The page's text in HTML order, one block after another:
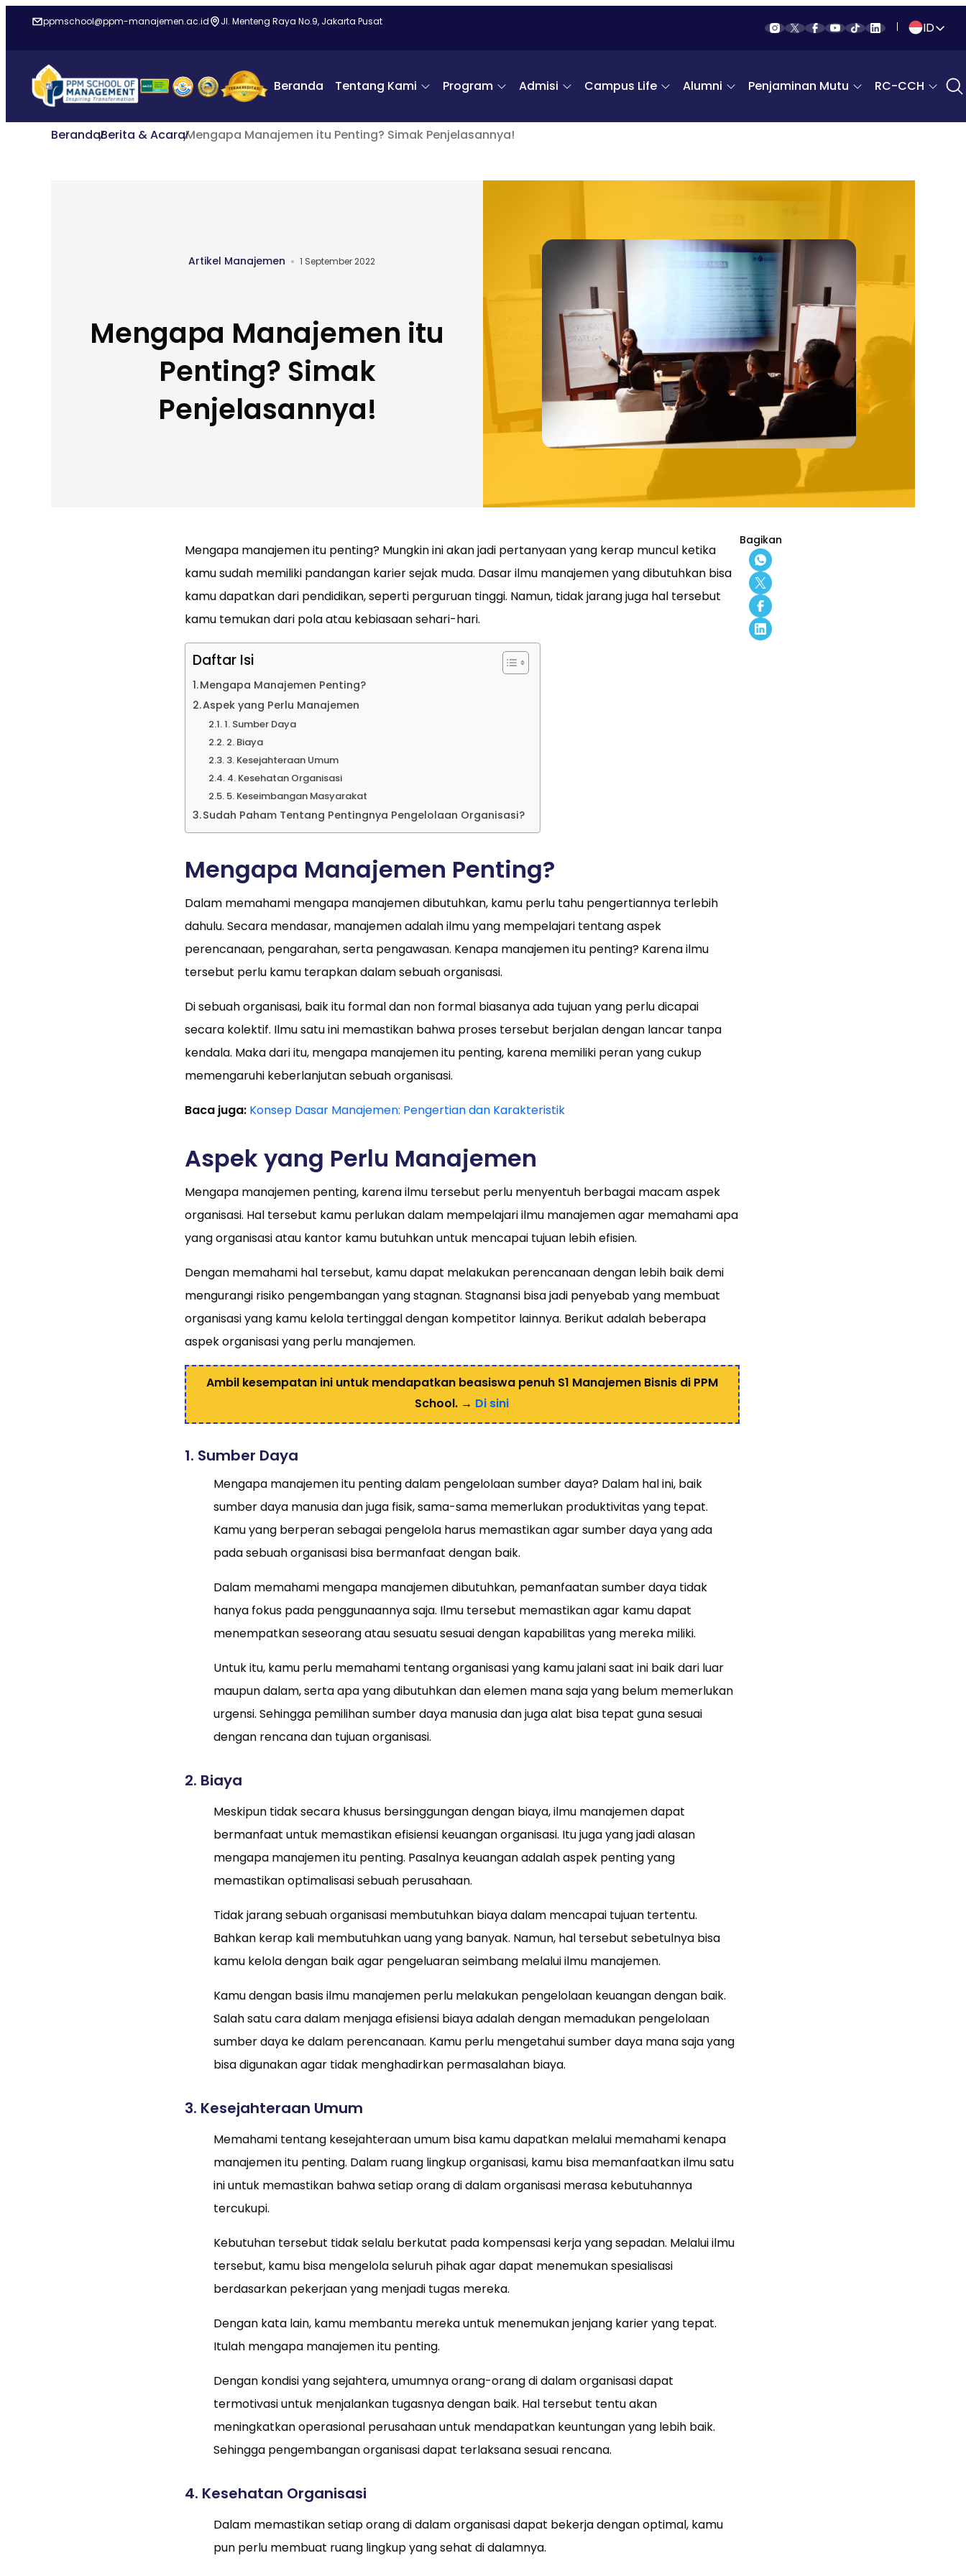
ppmschool@ppm-manajemen.ac.id Jl. Menteng Raya No.9, Jakarta Pusat ID
Beranda Tentang Kami Program Admisi Campus Life Alumni Penjaminan Mutu RC-CCH
BerandaBerita & AcaraMengapa Manajemen itu Penting? Simak Penjelasannya!
Artikel Manajemen 1 September 2022
Mengapa Manajemen itu
Penting? Simak
Penjelasannya!
Mengapa manajemen itu penting? Mungkin ini akan jadi pertanyaan yang kerap muncul ketika
kamu sudah memiliki pandangan karier sejak muda. Dasar ilmu manajemen yang dibutuhkan bisa
kamu dapatkan dari pendidikan, seperti perguruan tinggi. Namun, tidak jarang juga hal tersebut
kamu temukan dari pola atau kebiasaan sehari-hari.
Daftar Isi
Mengapa Manajemen Penting?
Aspek yang Perlu Manajemen
1. Sumber Daya
2. Biaya
3. Kesejahteraan Umum
4. Kesehatan Organisasi
5. Keseimbangan Masyarakat
Sudah Paham Tentang Pentingnya Pengelolaan Organisasi?
Mengapa Manajemen Penting?
Dalam memahami mengapa manajemen dibutuhkan, kamu perlu tahu pengertiannya terlebih
dahulu. Secara mendasar, manajemen adalah ilmu yang mempelajari tentang aspek
perencanaan, pengarahan, serta pengawasan. Kenapa manajemen itu penting? Karena ilmu
tersebut perlu kamu terapkan dalam sebuah organisasi.
Di sebuah organisasi, baik itu formal dan non formal biasanya ada tujuan yang perlu dicapai
secara kolektif. Ilmu satu ini memastikan bahwa proses tersebut berjalan dengan lancar tanpa
kendala. Maka dari itu, mengapa manajemen itu penting, karena memiliki peran yang cukup
memengaruhi keberlanjutan sebuah organisasi.
Baca juga: Konsep Dasar Manajemen: Pengertian dan Karakteristik
Aspek yang Perlu Manajemen
Mengapa manajemen penting, karena ilmu tersebut perlu menyentuh berbagai macam aspek
organisasi. Hal tersebut kamu perlukan dalam mempelajari ilmu manajemen agar memahami apa
yang organisasi atau kantor kamu butuhkan untuk mencapai tujuan lebih efisien.
Dengan memahami hal tersebut, kamu dapat melakukan perencanaan dengan lebih baik demi
mengurangi risiko pengembangan yang stagnan. Stagnansi bisa jadi penyebab yang membuat
organisasi yang kamu kelola tertinggal dengan kompetitor lainnya. Berikut adalah beberapa
aspek organisasi yang perlu manajemen.
Ambil kesempatan ini untuk mendapatkan beasiswa penuh S1 Manajemen Bisnis di PPM
School. → Di sini
1. Sumber Daya
Mengapa manajemen itu penting dalam pengelolaan sumber daya? Dalam hal ini, baik
sumber daya manusia dan juga fisik, sama-sama memerlukan produktivitas yang tepat.
Kamu yang berperan sebagai pengelola harus memastikan agar sumber daya yang ada
pada sebuah organisasi bisa bermanfaat dengan baik.
Dalam memahami mengapa manajemen dibutuhkan, pemanfaatan sumber daya tidak
hanya fokus pada penggunaannya saja. Ilmu tersebut memastikan agar kamu dapat
menempatkan seseorang atau sesuatu sesuai dengan kapabilitas yang mereka miliki.
Untuk itu, kamu perlu memahami tentang organisasi yang kamu jalani saat ini baik dari luar
maupun dalam, serta apa yang dibutuhkan dan elemen mana saja yang belum memerlukan
urgensi. Sehingga pemilihan sumber daya manusia dan juga alat bisa tepat guna sesuai
dengan rencana dan tujuan organisasi.
2. Biaya
Meskipun tidak secara khusus bersinggungan dengan biaya, ilmu manajemen dapat
bermanfaat untuk memastikan efisiensi keuangan organisasi. Itu juga yang jadi alasan
mengapa manajemen itu penting. Pasalnya keuangan adalah aspek penting yang
memastikan optimalisasi sebuah perusahaan.
Tidak jarang sebuah organisasi membutuhkan biaya dalam mencapai tujuan tertentu.
Bahkan kerap kali membutuhkan uang yang banyak. Namun, hal tersebut sebetulnya bisa
kamu kelola dengan baik agar pengeluaran seimbang melalui ilmu manajemen.
Kamu dengan basis ilmu manajemen perlu melakukan pengelolaan keuangan dengan baik.
Salah satu cara dalam menjaga efisiensi biaya adalah dengan memadukan pengelolaan
sumber daya ke dalam perencanaan. Kamu perlu mengetahui sumber daya mana saja yang
bisa digunakan agar tidak menghadirkan permasalahan biaya.
3. Kesejahteraan Umum
Memahami tentang kesejahteraan umum bisa kamu dapatkan melalui memahami kenapa
manajemen itu penting. Dalam ruang lingkup organisasi, kamu bisa memanfaatkan ilmu satu
ini untuk memastikan bahwa setiap orang di dalam organisasi merasa kebutuhannya
tercukupi.
Kebutuhan tersebut tidak selalu berkutat pada kompensasi kerja yang sepadan. Melalui ilmu
tersebut, kamu bisa mengelola seluruh pihak agar dapat menemukan spesialisasi
berdasarkan pekerjaan yang menjadi tugas mereka.
Dengan kata lain, kamu membantu mereka untuk menemukan jenjang karier yang tepat.
Itulah mengapa manajemen itu penting.
Dengan kondisi yang sejahtera, umumnya orang-orang di dalam organisasi dapat
termotivasi untuk menjalankan tugasnya dengan baik. Hal tersebut tentu akan
meningkatkan operasional perusahaan untuk mendapatkan keuntungan yang lebih baik.
Sehingga pengembangan organisasi dapat terlaksana sesuai rencana.
4. Kesehatan Organisasi
Dalam memastikan setiap orang di dalam organisasi dapat bekerja dengan optimal, kamu
pun perlu membuat ruang lingkup yang sehat di dalamnya.
Bagikan